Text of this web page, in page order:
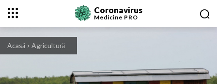
Coronavirus
Medicine PRO
Acasă Agricultură